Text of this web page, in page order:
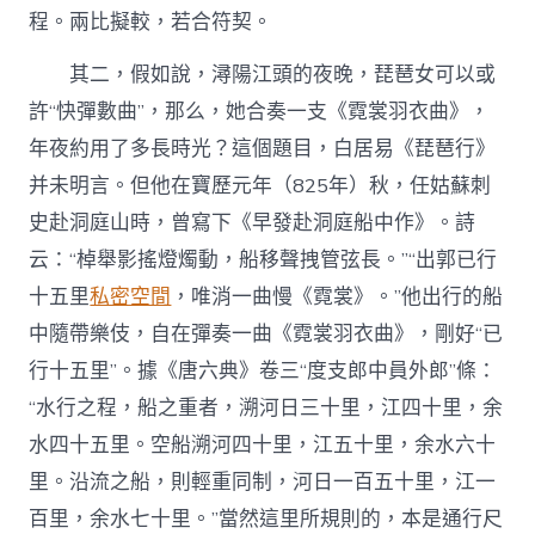
程。兩比擬較，若合符契。
其二，假如說，潯陽江頭的夜晚，琵琶女可以或
許“快彈數曲”，那么，她合奏一支《霓裳羽衣曲》，
年夜約用了多長時光？這個題目，白居易《琵琶行》
并未明言。但他在寶歷元年（825年）秋，任姑蘇刺
史赴洞庭山時，曾寫下《早發赴洞庭船中作》。詩
云：“棹舉影搖燈燭動，船移聲拽管弦長。”“出郭已行
十五里私密空間 ，唯消一曲慢《霓裳》。”他出行的船
中隨帶樂伎，自在彈奏一曲《霓裳羽衣曲》，剛好“已
行十五里”。據《唐六典》卷三“度支郎中員外郎”條：
“水行之程，船之重者，溯河日三十里，江四十里，余
水四十五里。空船溯河四十里，江五十里，余水六十
里。沿流之船，則輕重同制，河日一百五十里，江一
百里，余水七十里。”當然這里所規則的，本是通行尺